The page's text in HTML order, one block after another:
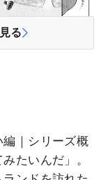
る
編｜シリーズ概
たいんだ」。